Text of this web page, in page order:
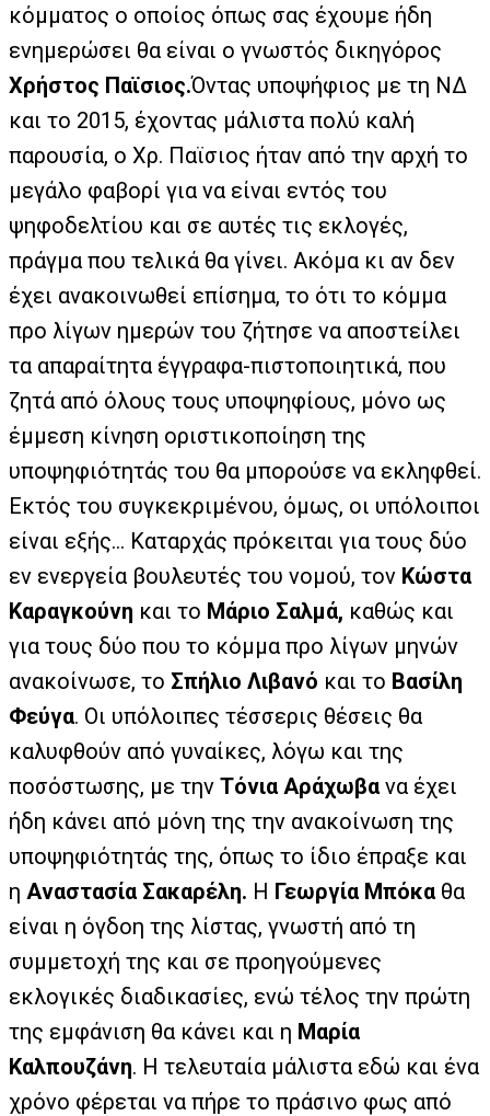
κόμματος ο οποίος όπως σας έχουμε ήδη
ενημερώσει θα είναι ο γνωστός δικηγόρος
Χρήστος Παϊσιος.Όντας υποψήφιος με τη ΝΔ
και το 2015, έχοντας μάλιστα πολύ καλή
παρουσία, ο Χρ. Παϊσιος ήταν από την αρχή το
μεγάλο φαβορί για να είναι εντός του
ψηφοδελτίου και σε αυτές τις εκλογές,
πράγμα που τελικά θα γίνει. Ακόμα κι αν δεν
έχει ανακοινωθεί επίσημα, το ότι το κόμμα
προ λίγων ημερών του ζήτησε να αποστείλει
τα απαραίτητα έγγραφα-πιστοποιητικά, που
ζητά από όλους τους υποψηφίους, μόνο ως
έμμεση κίνηση οριστικοποίηση της
υποψηφιότητάς του θα μπορούσε να εκληφθεί.
Εκτός του συγκεκριμένου, όμως, οι υπόλοιποι
είναι εξής… Καταρχάς πρόκειται για τους δύο
εν ενεργεία βουλευτές του νομού, τον Κώστα
Καραγκούνη και το Μάριο Σαλμά, καθώς και
για τους δύο που το κόμμα προ λίγων μηνών
ανακοίνωσε, το Σπήλιο Λιβανό και το Βασίλη
Φεύγα. Οι υπόλοιπες τέσσερις θέσεις θα
καλυφθούν από γυναίκες, λόγω και της
ποσόστωσης, με την Τόνια Αράχωβα να έχει
ήδη κάνει από μόνη της την ανακοίνωση της
υποψηφιότητάς της, όπως το ίδιο έπραξε και
η Αναστασία Σακαρέλη. Η Γεωργία Μπόκα θα
είναι η όγδοη της λίστας, γνωστή από τη
συμμετοχή της και σε προηγούμενες
εκλογικές διαδικασίες, ενώ τέλος την πρώτη
της εμφάνιση θα κάνει και η Μαρία
Καλπουζάνη. Η τελευταία μάλιστα εδώ και ένα
χρόνο φέρεται να πήρε το πράσινο φως από